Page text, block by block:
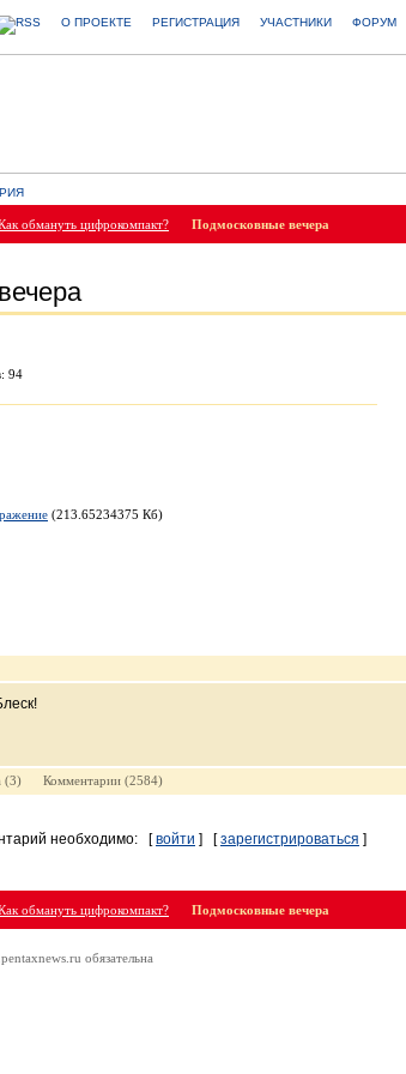
О ПРОЕКТЕ РЕГИСТРАЦИЯ УЧАСТНИКИ
ФОРУМ
обмануть цифрокомпакт? Подмосковные вечера
94
(213.65234375 Кб)
(3) Комментарии (2584)
необходимо: [войти ] [зарегистрироваться ]
обмануть цифрокомпакт? Подмосковные вечера
обязательна